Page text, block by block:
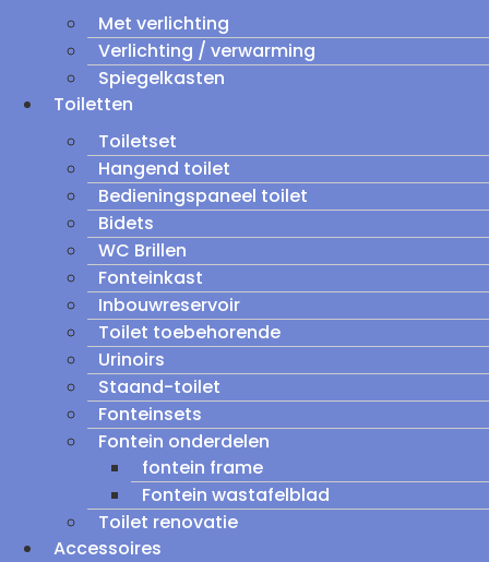
Met verlichting
Verlichting / verwarming
Spiegelkasten
Toiletten
Toiletset
Hangend toilet
Bedieningspaneel toilet
Bidets
WC Brillen
Fonteinkast
Inbouwreservoir
Toilet toebehorende
Urinoirs
Staand-toilet
Fonteinsets
Fontein onderdelen
fontein frame
Fontein wastafelblad
Toilet renovatie
Accessoires